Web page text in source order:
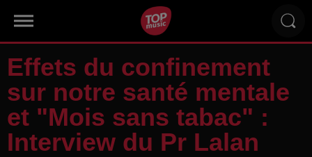
Effets du confinement
sur notre santé mentale
et "Mois sans tabac" :
Interview du Pr Lalan